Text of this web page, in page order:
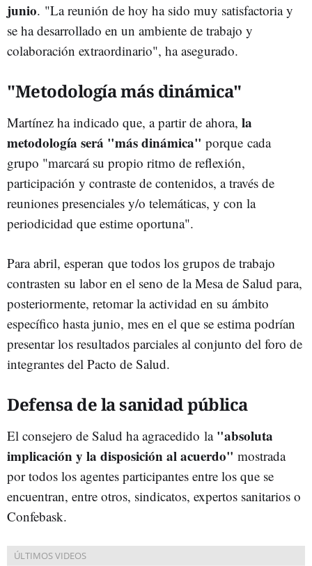
junio. "La reunión de hoy ha sido muy satisfactoria y
se ha desarrollado en un ambiente de trabajo y
colaboración extraordinario", ha asegurado.
"Metodología más dinámica"
Martínez ha indicado que, a partir de ahora, la
metodología será "más dinámica" porque cada
grupo "marcará su propio ritmo de reflexión,
participación y contraste de contenidos, a través de
reuniones presenciales y/o telemáticas, y con la
periodicidad que estime oportuna".
Para abril, esperan que todos los grupos de trabajo
contrasten su labor en el seno de la Mesa de Salud para,
posteriormente, retomar la actividad en su ámbito
específico hasta junio, mes en el que se estima podrían
presentar los resultados parciales al conjunto del foro de
integrantes del Pacto de Salud.
Defensa de la sanidad pública
El consejero de Salud ha agracedido la "absoluta
implicación y la disposición al acuerdo" mostrada
por todos los agentes participantes entre los que se
encuentran, entre otros, sindicatos, expertos sanitarios o
Confebask.